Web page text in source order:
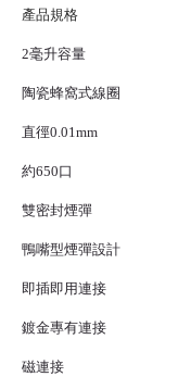
產品規格
2毫升容量
陶瓷蜂窩式線圈
直徑0.01mm
約650口
雙密封煙彈
鴨嘴型煙彈設計
即插即用連接
鍍金專有連接
磁連接